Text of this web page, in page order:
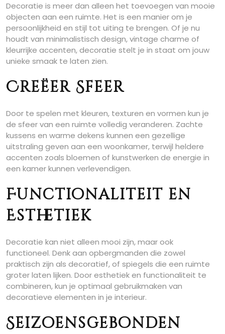
Decoratie is meer dan alleen het toevoegen van mooie
objecten aan een ruimte. Het is een manier om je
persoonlijkheid en stijl tot uiting te brengen. Of je nu
houdt van minimalistisch design, vintage charme of
kleurrijke accenten, decoratie stelt je in staat om jouw
unieke smaak te laten zien.
Creëer Sfeer
Door te spelen met kleuren, texturen en vormen kun je
de sfeer van een ruimte volledig veranderen. Zachte
kussens en warme dekens kunnen een gezellige
uitstraling geven aan een woonkamer, terwijl heldere
accenten zoals bloemen of kunstwerken de energie in
een kamer kunnen verlevendigen.
Functionaliteit en
Esthetiek
Decoratie kan niet alleen mooi zijn, maar ook
functioneel. Denk aan opbergmanden die zowel
praktisch zijn als decoratief, of spiegels die een ruimte
groter laten lijken. Door esthetiek en functionaliteit te
combineren, kun je optimaal gebruikmaken van
decoratieve elementen in je interieur.
Seizoensgebonden